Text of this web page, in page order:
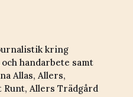
kring
handarbete samt
Allas, Allers,
Runt, Allers Trädgård